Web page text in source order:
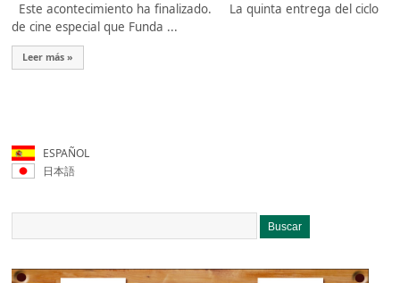
Este acontecimiento ha finalizado. La quinta entrega del ciclo
de cine especial que Funda ...
Leer más »
ESPAÑOL
日本語